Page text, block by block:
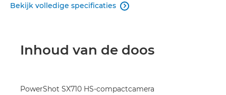
Bekijk volledige specificaties 
Inhoud van de doos
PowerShot SX710 HS-compactcamera